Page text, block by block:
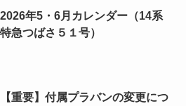
2026年5・6月カレンダー（14系
特急つばさ５１号）
【重要】付属プラバンの変更につ